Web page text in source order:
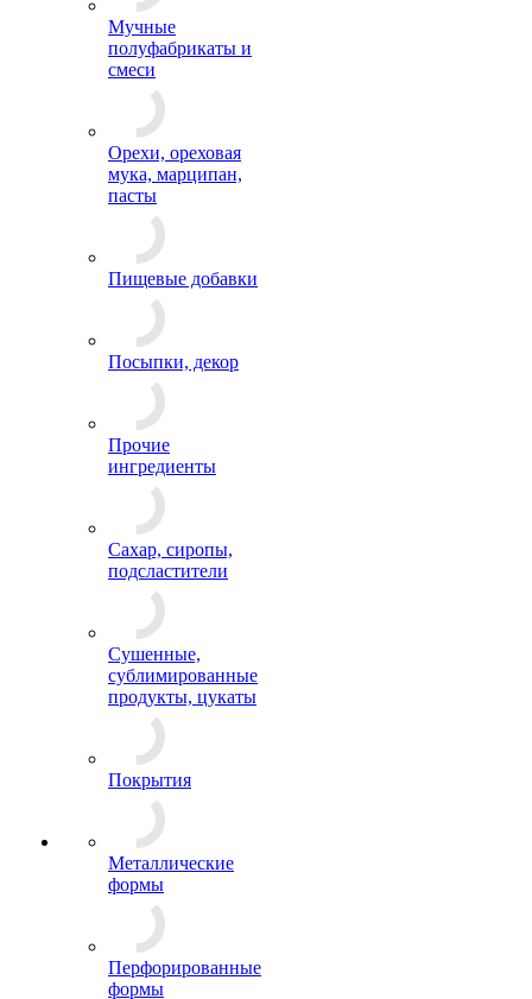
Мучные
полуфабрикаты и
смеси
Орехи, ореховая
мука, марципан,
пасты
Пищевые добавки
Посыпки, декор
Прочие
ингредиенты
Сахар, сиропы,
подсластители
Сушенные,
сублимированные
продукты, цукаты
Покрытия
Металлические
формы
Перфорированные
формы